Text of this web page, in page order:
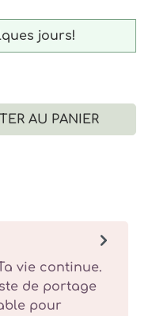
jours!
Entrez la
AU PANIER
vie continue.
de portage
pour